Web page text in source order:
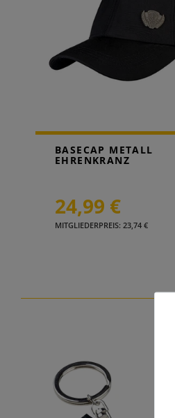
BASECAP METALL
EHRENKRANZ
24,99 €
MITGLIEDERPREIS: 23,74 €